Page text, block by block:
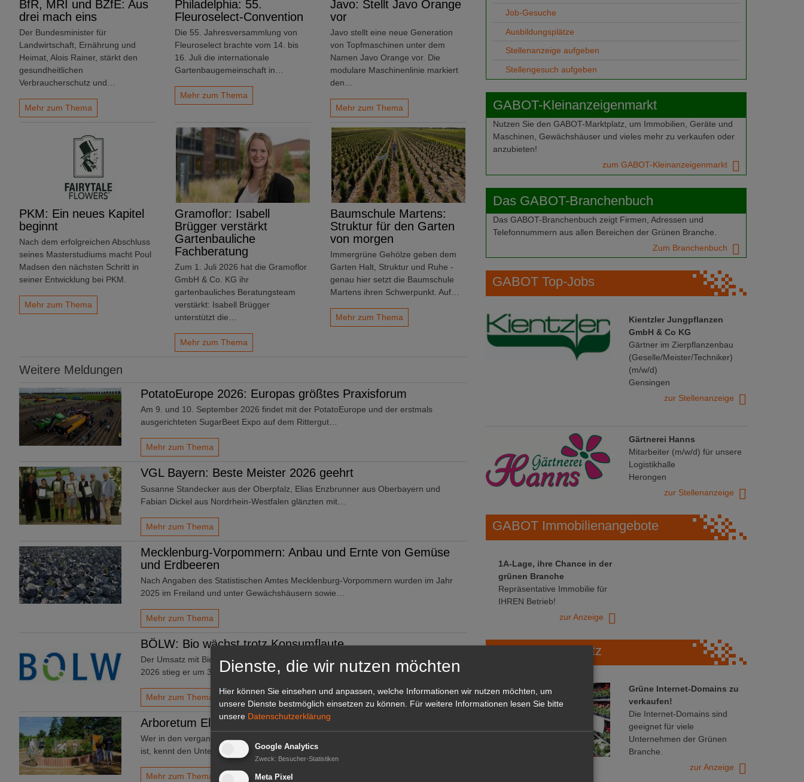
BfR, MRI und BZfE: Aus
drei mach eins
Der Bundesminister für
Landwirtschaft, Ernährung und
Heimat, Alois Rainer, stärkt den
gesundheitlichen
Verbraucherschutz und…
Mehr zum Thema
Philadelphia: 55.
Fleuroselect-Convention
Die 55. Jahresversammlung von
Fleuroselect brachte vom 14. bis
16. Juli die internationale
Gartenbaugemeinschaft in…
Mehr zum Thema
Javo: Stellt Javo Orange
vor
Javo stellt eine neue Generation
von Topfmaschinen unter dem
Namen Javo Orange vor. Die
modulare Maschinenlinie markiert
den…
Mehr zum Thema
PKM: Ein neues Kapitel
beginnt
Nach dem erfolgreichen Abschluss
seines Masterstudiums macht Poul
Madsen den nächsten Schritt in
seiner Entwicklung bei PKM.
Mehr zum Thema
Gramoflor: Isabell
Brügger verstärkt
Gartenbauliche
Fachberatung
Zum 1. Juli 2026 hat die Gramoflor
GmbH & Co. KG ihr
gartenbauliches Beratungsteam
verstärkt: Isabell Brügger
unterstützt die…
Mehr zum Thema
Baumschule Martens:
Struktur für den Garten
von morgen
Immergrüne Gehölze geben dem
Garten Halt, Struktur und Ruhe -
genau hier setzt die Baumschule
Martens ihren Schwerpunkt. Auf…
Mehr zum Thema
Weitere Meldungen
PotatoEurope 2026: Europas größtes Praxisforum
Am 9. und 10. September 2026 findet mit der PotatoEurope und der erstmals
ausgerichteten SugarBeet Expo auf dem Rittergut…
Mehr zum Thema
VGL Bayern: Beste Meister 2026 geehrt
Susanne Standecker aus der Oberpfalz, Elias Enzbrunner aus Oberbayern und
Fabian Dickel aus Nordrhein-Westfalen glänzten mit…
Mehr zum Thema
Mecklenburg-Vorpommern: Anbau und Ernte von Gemüse
und Erdbeeren
Nach Angaben des Statistischen Amtes Mecklenburg-Vorpommern wurden im Jahr
2025 im Freiland und unter Gewächshäusern sowie…
Mehr zum Thema
BÖLW: Bio wächst trotz Konsumflaute
Der Umsatz mit Bio-Lebensmitteln und -Getränken wächst weiter. Im zweiten Quartal
2026 stieg er um 3,8% im Vergleich zum…
Mehr zum Thema
Arboretum Ellerhoop: Zwischen Garten und Gebäude
Wer in den vergangenen Wochen während einer Hitzewelle durch die Stadt gegangen
ist, kennt den Unterschied: Während sich…
Mehr zum Thema
Job-Gesuche
Ausbildungsplätze
Stellenanzeige aufgeben
Stellengesuch aufgeben
GABOT-Kleinanzeigenmarkt
Nutzen Sie den GABOT-Marktplatz, um Immobilien, Geräte und
Maschinen, Gewächshäuser und vieles mehr zu verkaufen oder
anzubieten!
zum GABOT-Kleinanzeigenmarkt
Das GABOT-Branchenbuch
Das GABOT-Branchenbuch zeigt Firmen, Adressen und
Telefonnummern aus allen Bereichen der Grünen Branche.
Zum Branchenbuch
GABOT Top-Jobs
Kientzler Jungpflanzen
GmbH & Co KG
Gärtner im Zierpflanzenbau
(Geselle/Meister/Techniker)
(m/w/d)
Gensingen
zur Stellenanzeige
Gärtnerei Hanns
Mitarbeiter (m/w/d) für unsere
Logistikhalle
Herongen
zur Stellenanzeige
GABOT Immobilienangebote
1A-Lage, ihre Chance in der
grünen Branche
Repräsentative Immobilie für
IHREN Betrieb!
zur Anzeige
GABOT Marktplatz
Grüne Internet-Domains zu
verkaufen!
Die Internet-Domains sind
geeignet für viele
Unternehmen der Grünen
Branche.
zur Anzeige
Dienste, die wir nutzen möchten
Hier können Sie einsehen und anpassen, welche Informationen wir nutzen möchten, um
unsere Dienste bestmöglich einsetzen zu können.
Für weitere Informationen lesen Sie bitte
unsere Datenschutzerklärung
Google Analytics
Zweck: Besucher-Statistiken
Meta Pixel